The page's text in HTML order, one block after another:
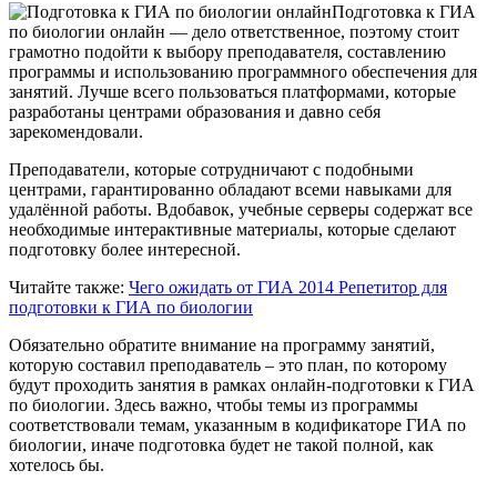
Подготовка к ГИА
по биологии онлайн — дело ответственное, поэтому стоит
грамотно подойти к выбору преподавателя, составлению
программы и использованию программного обеспечения для
занятий. Лучше всего пользоваться платформами, которые
разработаны центрами образования и давно себя
зарекомендовали.
Преподаватели, которые сотрудничают с подобными
центрами, гарантированно обладают всеми навыками для
удалённой работы. Вдобавок, учебные серверы содержат все
необходимые интерактивные материалы, которые сделают
подготовку более интересной.
Читайте также: Чего ожидать от ГИА 2014 Репетитор для
подготовки к ГИА по биологии
Обязательно обратите внимание на программу занятий,
которую составил преподаватель – это план, по которому
будут проходить занятия в рамках онлайн-подготовки к ГИА
по биологии. Здесь важно, чтобы темы из программы
соответствовали темам, указанным в кодификаторе ГИА по
биологии, иначе подготовка будет не такой полной, как
хотелось бы.